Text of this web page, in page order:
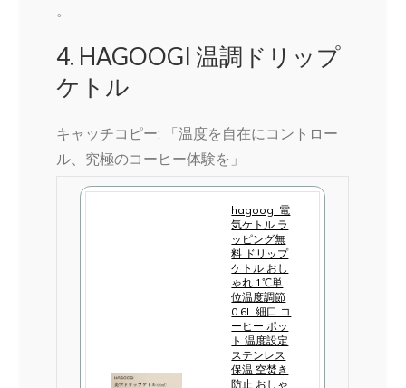
。
4. HAGOOGI 温調ドリップ
ケトル
キャッチコピー: 「温度を自在にコントロー
ル、究極のコーヒー体験を」
hagoogi 電
気ケトル ラ
ッピング無
料 ドリップ
ケトル おし
ゃれ 1℃単
位温度調節
0.6L 細口 コ
ーヒー ポッ
ト 温度設定
ステンレス
保温 空焚き
防止 おしゃ